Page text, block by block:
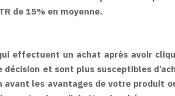
de 15% en moyenne.
effectuent un achat après avoir
et sont plus susceptibles
les avantages de votre produit